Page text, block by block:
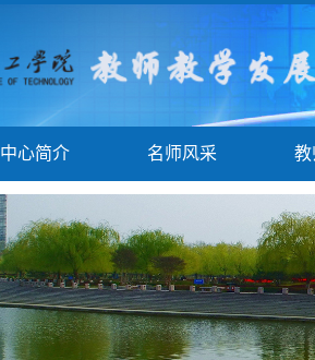
中心简介 名师风采 教